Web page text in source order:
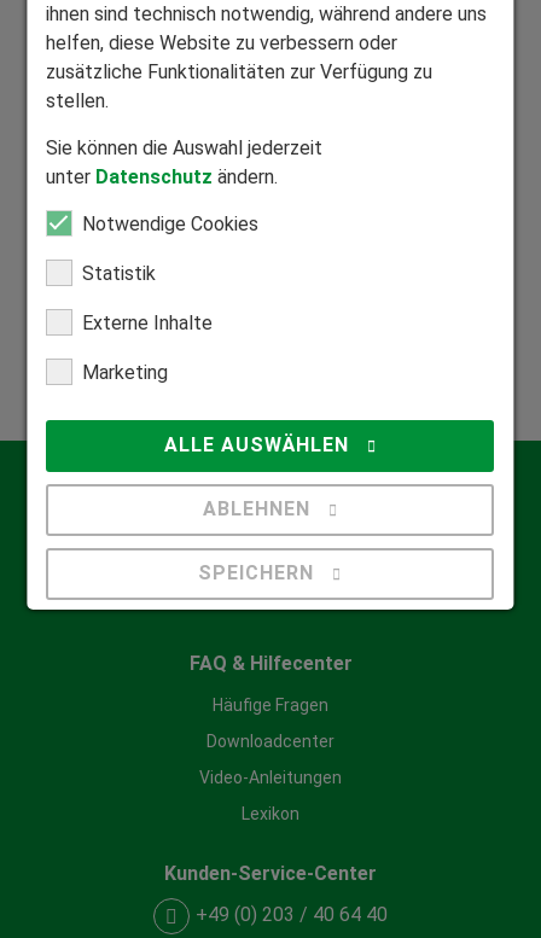
Seriöser Direktvertrieb zum Nutzen unserer Kunden.
Mitglied Bundesverband Rollladen und Sonnenschutz
Zuhause in der Rollladen- und Sonnenschutzbranche.
Kontakt
Qualifizierte Beratung
Informationsmaterial anfordern
FAQ & Hilfecenter
Häufige Fragen
Downloadcenter
Video-Anleitungen
Lexikon
Kunden-Service-Center
+49 (0) 203 / 40 64 40
ihnen sind technisch notwendig, während andere uns
helfen, diese Website zu verbessern oder
zusätzliche Funktionalitäten zur Verfügung zu
stellen.
Sie können die Auswahl jederzeit
unter Datenschutz ändern.
Notwendige Cookies
Statistik
Externe Inhalte
Marketing
ALLE AUSWÄHLEN
ABLEHNEN
SPEICHERN